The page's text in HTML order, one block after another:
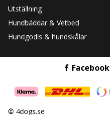
Utställning
Hundbäddar & Vetbed
Hundgodis & hundskålar
Facebook
© 4dogs.se